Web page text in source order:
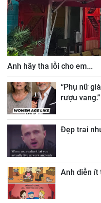
Anh hãy tha lỗi cho em...
“Phụ nữ
rượu vang.”
Đẹp trai
Anh diễn ít